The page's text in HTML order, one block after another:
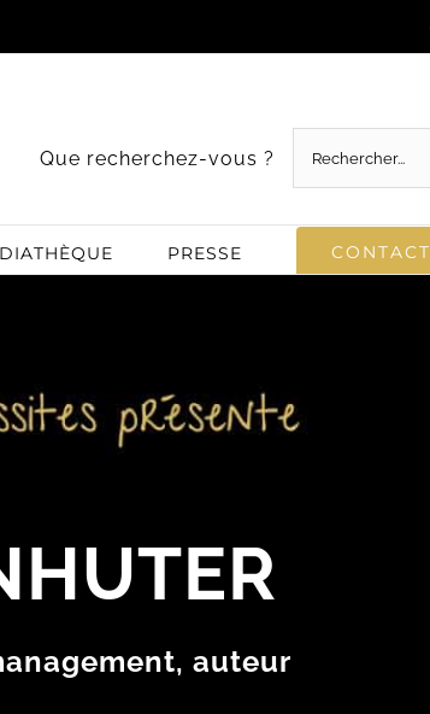
Que recherchez-vous ? Rechercher:
PRESSE CONTACT
auteur